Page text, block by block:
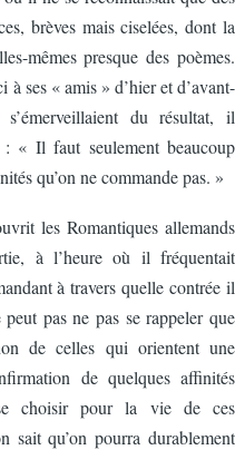
brèves mais ciselées, dont la
mêmes presque des poèmes.
à ses « amis » d’hier et d’avant-
du résultat, il
« Il faut seulement beaucoup
qu’on ne commande pas. »
les Romantiques allemands
à l’heure où il fréquentait
à travers quelle contrée il
pas ne pas se rappeler que
de celles qui orientent une
de quelques affinités
choisir pour la vie de ces
sait qu’on pourra durablement